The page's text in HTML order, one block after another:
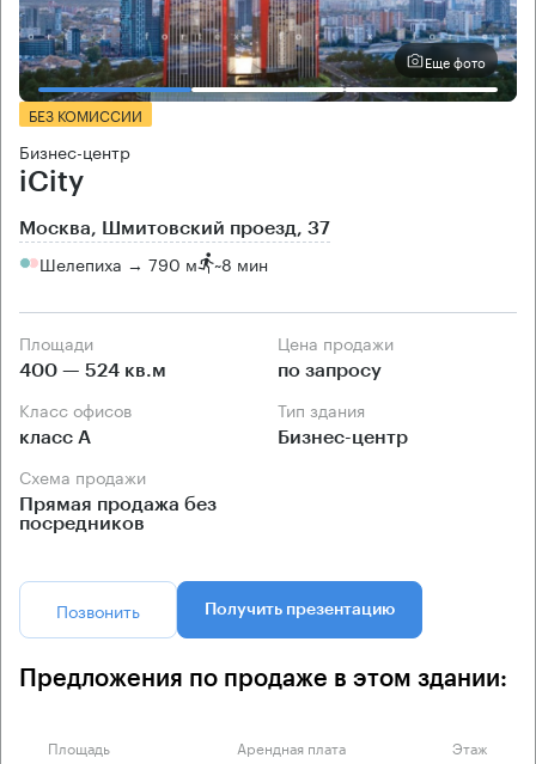
Еще фото
БЕЗ КОМИССИИ
Бизнес-центр
iCity
Москва, Шмитовский проезд, 37
Шелепиха → 790 м ~8 мин
Площади
400 — 524 кв.м
Цена продажи
по запросу
Класс офисов
класс А
Тип здания
Бизнес-центр
Схема продажи
Прямая продажа без
посредников
Позвонить Получить презентацию
Предложения по продаже в этом здании:
Площадь Арендная плата Этаж